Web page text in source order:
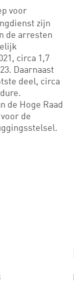
voor
zijn
de arresten
circa 1,7
Daarnaast
deel, circa
de Hoge Raad
de